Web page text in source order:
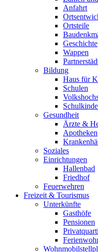
Anfahrt
Ortsteile
Geschichte
Wappen
Bildung
Haus für
Schulen
Gesundheit
Ärzte &
Apotheken
Soziales
Einrichtungen
Hallenbad
Friedhof
Feuerwehren
Freizeit & Tourismus
Unterkünfte
Gasthöfe
Pensionen